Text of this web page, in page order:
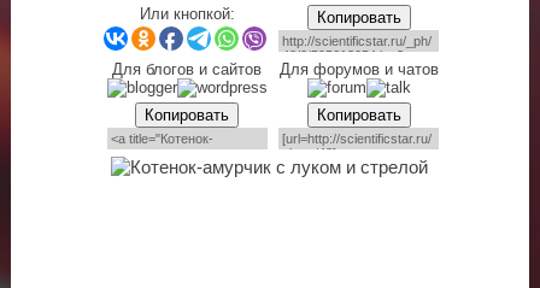
Или кнопкой: Копировать
Для блогов и сайтов Для форумов и чатов
Копировать Копировать